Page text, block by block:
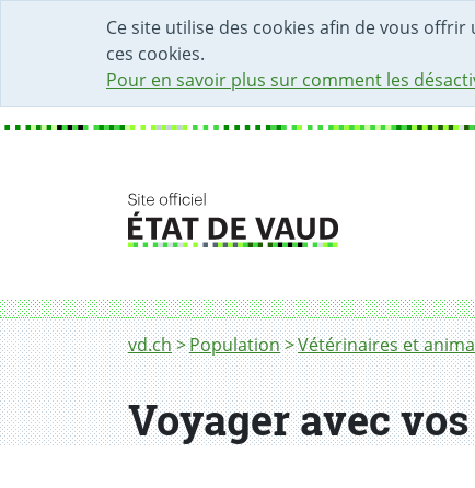
Ce site utilise des cookies afin de vous
ces cookies.
Pour en savoir plus sur comment les
DÉBUT DU CONTENU DE LA PAGE
ACCÈS AU CHAMP DE RECHERCHE
PAGE D'ACCUEIL
FORMULAIRE DE CONTACT
Fil d'Ariane
vd.ch Population Vétérinaires et
Voyager avec vos animaux de compagnie
Voyager avec